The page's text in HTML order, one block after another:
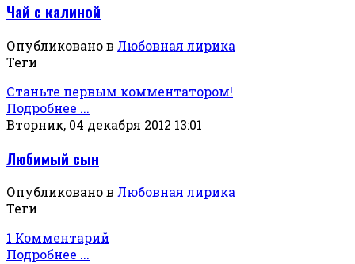
Чай с калиной
Опубликовано в Любовная лирика
Теги
Станьте первым комментатором!
Подробнее ...
Вторник, 04 декабря 2012 13:01
Любимый сын
Опубликовано в Любовная лирика
Теги
1 Комментарий
Подробнее ...